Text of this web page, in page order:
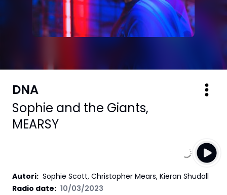
DNA
Sophie and the Giants,
MEARSY
Autori: Sophie Scott, Christopher Mears, Kieran Shudall
Radio date: 10/03/2023